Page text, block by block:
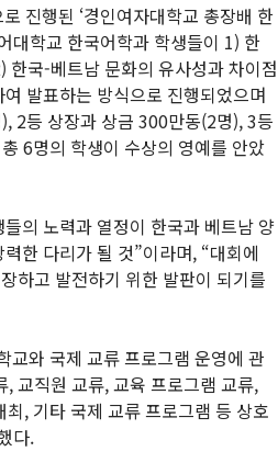
진행된 ‘경인여자대학교 총장배 한
대학교 한국어학과 학생들이 1) 한
한국-베트남 문화의 유사성과 차이점
발표하는 방식으로 진행되었으며
2등 상장과 상금 300만동(2명), 3등
6명의 학생이 수상의 영예를 안았
의 노력과 열정이 한국과 베트남 양
한 다리가 될 것”이라며, “대회에
하고 발전하기 위한 발판이 되기를
교와 국제 교류 프로그램 운영에 관
교직원 교류, 교육 프로그램 교류,
, 기타 국제 교류 프로그램 등 상호
다.